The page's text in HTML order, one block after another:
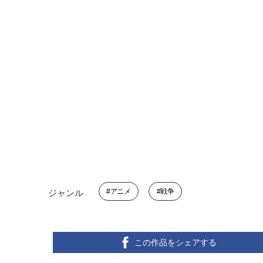
ジャンル アニメ 戦争
この作品をシェアする